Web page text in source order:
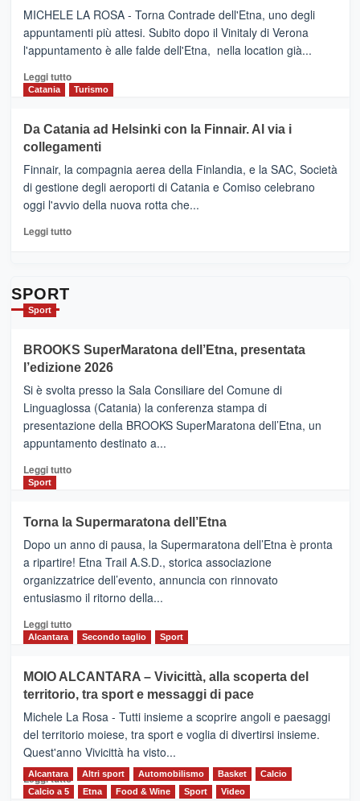
SUMMER
CLUB
–
Benanti
presenta
“Vino
&
Cultura
tappe
dell’enoturismo
MICHELE LA ROSA - Torna Contrade dell'Etna, uno degli
appuntamenti più attesi. Subito dopo il Vinitaly di Verona
l'appuntamento è alle falde dell'Etna, nella location già...
Leggi tuttoLeggi
di
RANDAZZO
–
Ci
siamo
quasi….
pronti
per
Catania Turismo
Da Catania ad Helsinki con la Finnair. Al via i
collegamenti
Finnair, la compagnia aerea della Finlandia, e la SAC, Società
di gestione degli aeroporti di Catania e Comiso celebrano
oggi l'avvio della nuova rotta che...
Leggi tuttoLeggi
con
la
Al
via
i
collegamenti
SPORT
Sport
BROOKS SuperMaratona dell’Etna, presentata
l’edizione 2026
Si è svolta presso la Sala Consiliare del Comune di
Linguaglossa (Catania) la conferenza stampa di
presentazione della BROOKS SuperMaratona dell’Etna, un
appuntamento destinato a...
Leggi tuttoLeggi
BROOKS
SuperMaratona
dell’Etna,
presentata
l’edizione
2026
Sport
Torna la Supermaratona dell’Etna
Dopo un anno di pausa, la Supermaratona dell’Etna è pronta
a ripartire! Etna Trail A.S.D., storica associazione
organizzatrice dell’evento, annuncia con rinnovato
entusiasmo il ritorno della...
Leggi tuttoLeggi
Torna
la
Supermaratona
dell’Etna
Alcantara Secondo taglio Sport
MOIO ALCANTARA – Vivicittà, alla scoperta del
territorio, tra sport e messaggi di pace
Michele La Rosa - Tutti insieme a scoprire angoli e paesaggi
del territorio moiese, tra sport e voglia di divertirsi insieme.
Quest'anno Vivicittà ha visto...
Leggi tutto Leggi
Alcantara Altri sport Automobilismo Basket
Calcio
Calcio a 5
Etna Food & Wine Sport Video